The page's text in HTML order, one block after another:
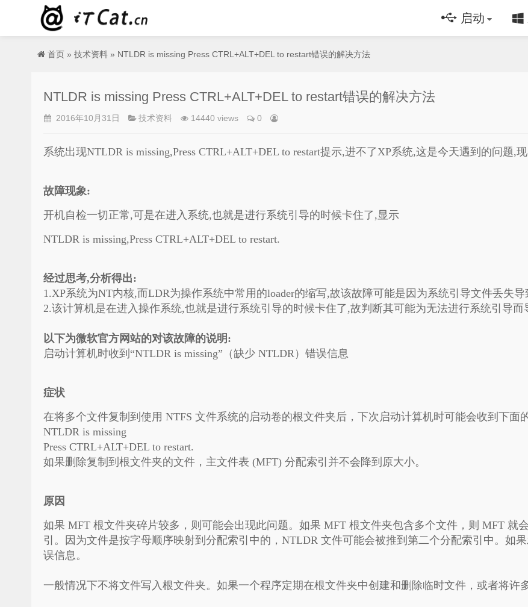
启动
首页 » 技术资料 » NTLDR is missing Press CTRL+ALT+DEL to restart错误的解决方法
NTLDR is missing Press CTRL+ALT+DEL to restart错误的解决方法
2016年10月31日 技术资料 14440 views 0
系统出现NTLDR is missing,Press CTRL+ALT+DEL to restart提示,进不了XP系统,这是今天遇到的问题,
故障现象:
开机自检一切正常,可是在进入系统,也就是进行系统引导的时候卡住了,显示
NTLDR is missing,Press CTRL+ALT+DEL to restart.
经过思考,分析得出:
1.XP系统为NT内核,而LDR为操作系统中常用的loader的缩写,故该故障可能是因为系统引导文件丢失
2.该计算机是在进入操作系统,也就是进行系统引导的时候卡住了,故判断其可能为无法进行系统引导而
以下为微软官方网站的对该故障的说明:
启动计算机时收到“NTLDR is missing”（缺少 NTLDR）错误信息
症状
在将多个文件复制到使用 NTFS 文件系统的启动卷的根文件夹后，下次启动计算机时可能会收到下面
NTLDR is missing
Press CTRL+ALT+DEL to restart.
如果删除复制到根文件夹的文件，主文件表 (MFT) 分配索引并不会降到原大小。
原因
如果 MFT 根文件夹碎片较多，则可能会出现此问题。如果 MFT 根文件夹包含多个文件，则 MFT 就
引。因为文件是按字母顺序映射到分配索引中的，NTLDR 文件可能会被推到第二个分配索引中。如
误信息。
一般情况下不将文件写入根文件夹。如果一个程序定期在根文件夹中创建和删除临时文件，或者将许